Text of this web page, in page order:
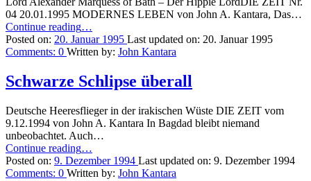
04 20.01.1995 MODERNES LEBEN von John A. Kantara, Das…
Continue reading“Mit
dem
Messer
Lord
Bath
seinen
Tizian.
Wer
war’s?”
…
Posted on: 20. Januar 1995 Last updated on: 20. Januar 1995
Comments: 0 Written by: John Kantara
Schwarze Schlipse überall
Deutsche Heeresflieger in der irakischen Wüste DIE ZEIT vom
9.12.1994 von John A. Kantara In Bagdad bleibt niemand
unbeobachtet. Auch…
Continue reading“Schwarze
Schlipse
überall”
…
Posted on: 9. Dezember 1994 Last updated on: 9. Dezember 1994
Comments: 0 Written by: John Kantara